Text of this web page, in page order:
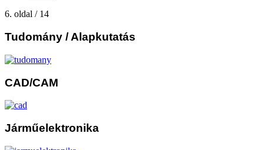
6. oldal / 14
Tudomány / Alapkutatás
CAD/CAM
Járműelektronika